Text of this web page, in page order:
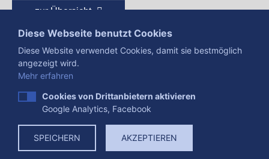
zur Übersicht
Presse Impressum
Datenschutzerklärung
Datenverarbeitung
Cookies
Diese Webseite benutzt Cookies
Diese Website verwendet Cookies, damit sie bestmöglich
angezeigt wird.
Mehr erfahren
Cookies von Drittanbietern aktivieren
Google Analytics, Facebook
SPEICHERN AKZEPTIEREN